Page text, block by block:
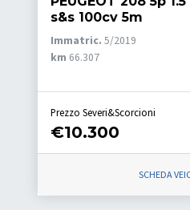
s&s 100cv 5m
Immatric. 5/2019
km 66.307
Prezzo Severi&Scorcioni
€10.300
SCHEDA